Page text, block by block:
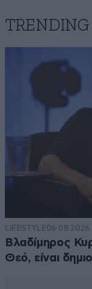
TRENDING
LIFESTYLE06·08·2026
Βλαδίμηρος
Θεό, είναι